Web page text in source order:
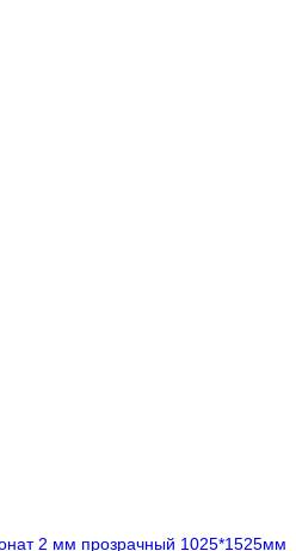
2 мм прозрачный 1025*1525мм